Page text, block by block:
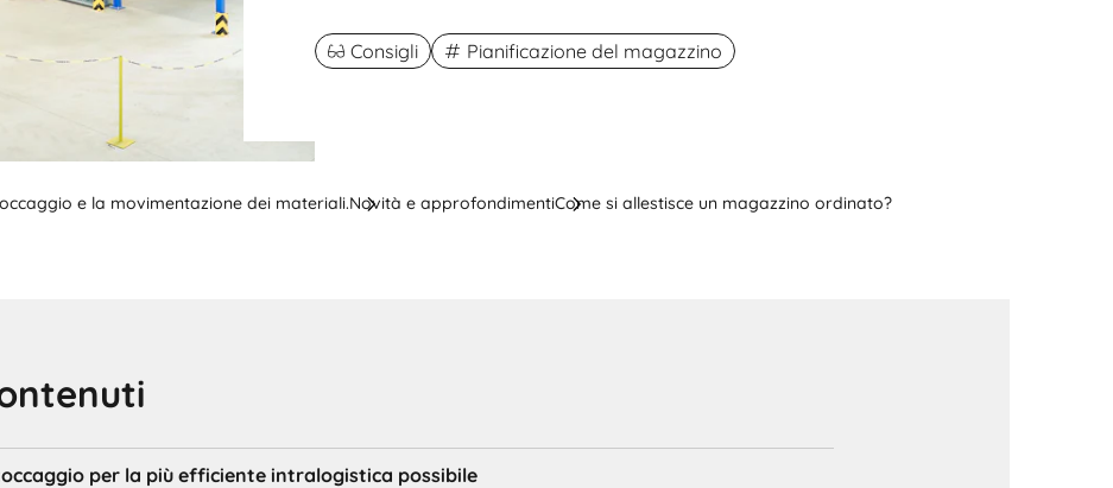
Consigli Pianificazione del magazzino
e la movimentazione dei materiali.Novità e approfondimentiCome si allestisce un magazzino ordinato?
per la più efficiente intralogistica possibile